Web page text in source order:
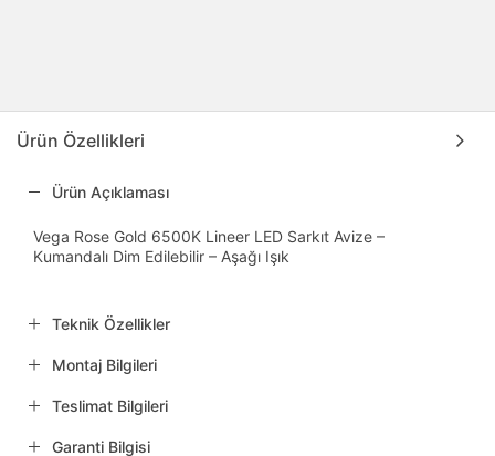
Ürün Özellikleri
Ürün Açıklaması
Vega Rose Gold 6500K Lineer LED Sarkıt Avize –
Kumandalı Dim Edilebilir – Aşağı Işık
Teknik Özellikler
Montaj Bilgileri
Teslimat Bilgileri
Garanti Bilgisi